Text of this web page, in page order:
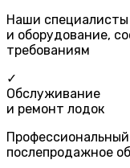
Наши специалисты
и оборудование,
требованиям
✓
Обслуживание
и ремонт лодок
послепродажное